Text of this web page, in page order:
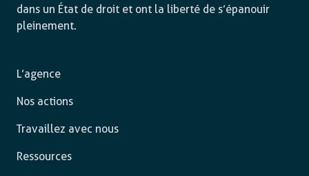
dans un État de droit et ont la liberté de s’épanouir
pleinement.
L’agence
Nos actions
Travaillez avec nous
Ressources